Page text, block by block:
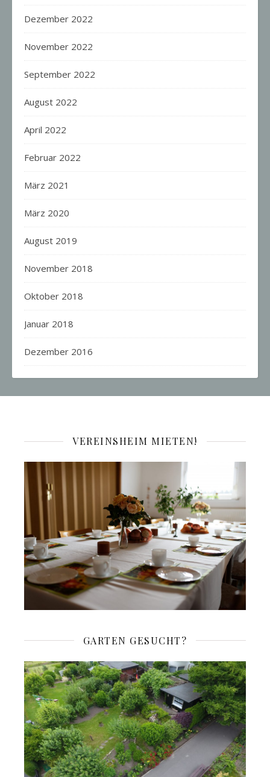
Dezember 2022
November 2022
September 2022
August 2022
April 2022
Februar 2022
März 2021
März 2020
August 2019
November 2018
Oktober 2018
Januar 2018
Dezember 2016
VEREINSHEIM MIETEN!
GARTEN GESUCHT?